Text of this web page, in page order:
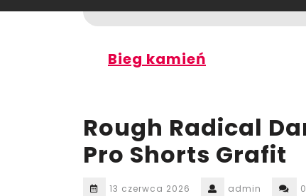
Bieg kamień
Rough Radical
Pro Shorts Grafit
13 czerwca 2026 admin